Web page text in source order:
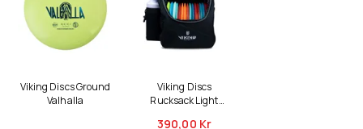
Viking Discs Ground
Valhalla
Viking Discs
Rucksack Light
390,00 Kr